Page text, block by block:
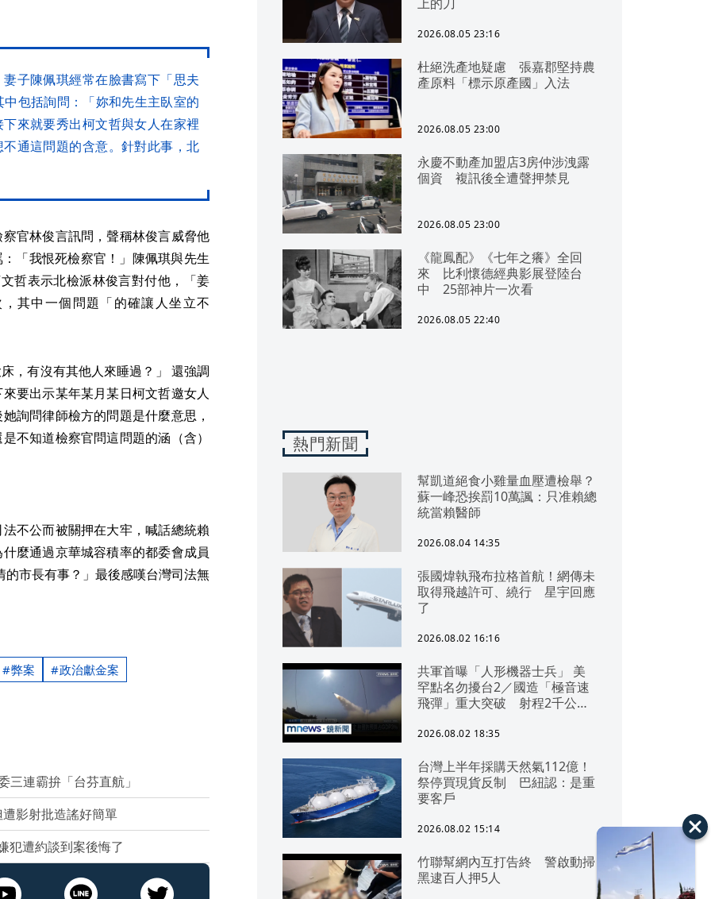
子陳佩琪經常在臉書寫下「思夫
包括詢問：「妳和先生主臥室的
來就要秀出柯文哲與女人在家裡
通這問題的含意。針對此事，北
官林俊言訊問，聲稱林俊言威脅他
「我恨死檢察官！」陳佩琪與先生
哲表示北檢派林俊言對付他，「姜
其中一個問題「的確讓人坐立不
，有沒有其他人來睡過？」 還強調
要出示某年某月某日柯文哲邀女人
詢問律師檢方的問題是什麼意思，
不知道檢察官問這問題的涵（含）
不公而被關押在大牢，喊話總統賴
麼通過京華城容積率的都委會成員
市長有事？」最後感嘆台灣司法無
弊案 政治獻金案
連霸拚「台芬直航」
影射批造謠好簡單
遭約談到案後悔了
2026.08.05 23:16
杜絕洗產地疑慮 張嘉郡堅持農
產原料「標示原產國」入法
2026.08.05 23:00
永慶不動產加盟店3房仲涉洩露
個資 複訊後全遭聲押禁見
2026.08.05 23:00
《龍鳳配》《七年之癢》全回
來 比利懷德經典影展登陸台
中 25部神片一次看
2026.08.05 22:40
熱門新聞
幫凱道絕食小雞量血壓遭檢舉？
蘇一峰恐挨罰10萬諷：只准賴總
統當賴醫師
2026.08.04 14:35
張國煒執飛布拉格首航！網傳未
取得飛越許可、繞行 星宇回應
了
2026.08.02 16:16
共軍首曝「人形機器士兵」 美
罕點名勿擾台2／國造「極音速
飛彈」重大突破 射程2千公里
2026.08.02 18:35
台灣上半年採購天然氣112億！
祭停買現貨反制 巴紐認：是重
要客戶
2026.08.02 15:14
竹聯幫網內互打告終 警啟動掃
黑逮百人押5人